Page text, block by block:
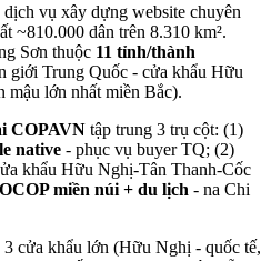
dịch vụ xây dựng website chuyên
~810.000 dân trên 8.310 km².
Sơn thuộc 11 tỉnh/thành
giới Trung Quốc - cửa khẩu Hữu
mậu lớn nhất miền Bắc).
COPAVN tập trung 3 trụ cột: (1)
native - phục vụ buyer TQ; (2)
khẩu Hữu Nghị-Tân Thanh-Cốc
OCOP miền núi + du lịch - na Chi
cửa khẩu lớn (Hữu Nghị - quốc tế,